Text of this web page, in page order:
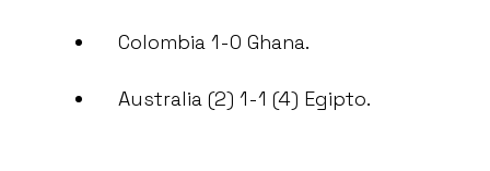
Colombia 1-0 Ghana.
Australia (2) 1-1 (4) Egipto.